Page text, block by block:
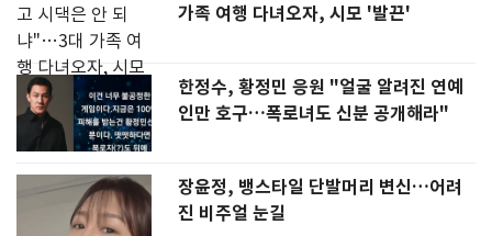
가족 여행 다녀오자, 시모 '발끈'
한정수, 황정민 응원 "얼굴 알려진 연예
인만 호구…폭로녀도 신분 공개해라"
장윤정, 뱅스타일 단발머리 변신…어려
진 비주얼 눈길